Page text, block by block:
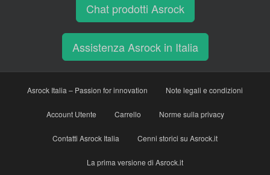
Chat prodotti Asrock
Assistenza Asrock in Italia
Asrock Italia – Passion for innovation Note legali e condizioni
Account Utente Carrello Norme sulla privacy
Contatti Asrock Italia Cenni storici su Asrock.it
La prima versione di Asrock.it